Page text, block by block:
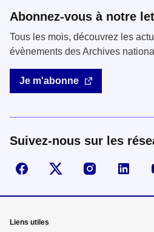
Abonnez-vous à notre
Tous les mois, découvrez les
évènements des Archives
Je m'abonne
Suivez-nous sur les
Suivez-nous sur Facebook
Visiter la page X
Visiter la
Mega
Liens utiles